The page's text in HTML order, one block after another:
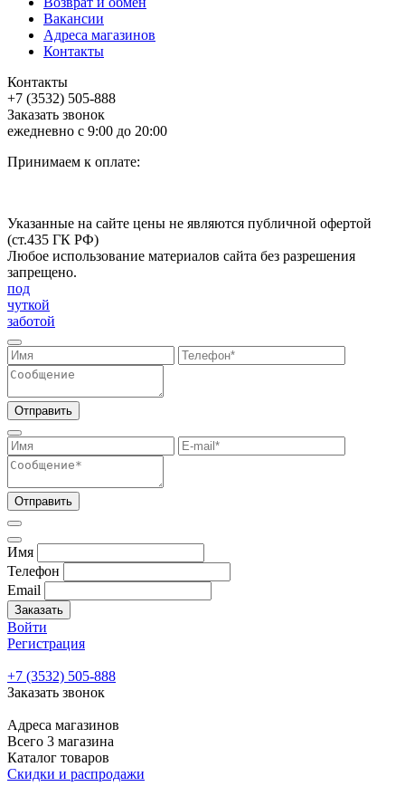
Вакансии
Адреса магазинов
Контакты
Контакты
+7 (3532) 505-888
Заказать звонок
ежедневно с 9:00 до 20:00
Принимаем к оплате:
Указанные на сайте цены не являются публичной офертой
(ст.435 ГК РФ)
Любое использование материалов сайта без разрешения
запрещено.
под
чуткой
заботой
Отправить
Отправить
Имя
Телефон
Email
Заказать
Войти
Регистрация
+7 (3532) 505-888
Заказать звонок
Адреса магазинов
Всего 3 магазина
Каталог товаров
Скидки и распродажи